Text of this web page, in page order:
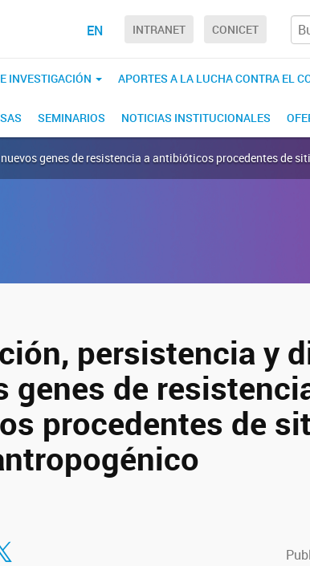
EN INTRANET CONICET
INVESTIGACIÓN APORTES A LA LUCHA CONTRA EL
SEMINARIOS NOTICIAS INSTITUCIONALES
genes de resistencia a antibióticos procedentes de
persistencia y
genes de
procedentes de
Facebook
en Twitter